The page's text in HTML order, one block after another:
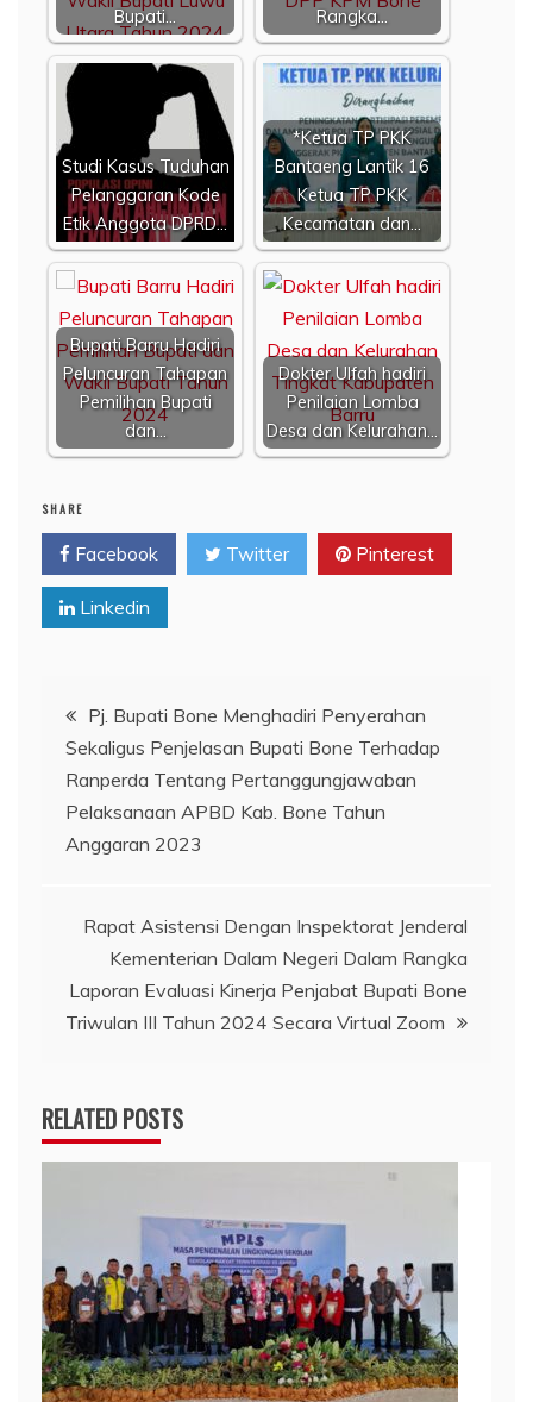
Bupati…
Rangka…
Studi Kasus Tuduhan
Pelanggaran Kode
Etik Anggota DPRD…
*Ketua TP PKK
Bantaeng Lantik 16
Ketua TP PKK
Kecamatan dan…
Bupati Barru Hadiri
Peluncuran Tahapan
Pemilihan Bupati
dan…
Dokter Ulfah hadiri
Penilaian Lomba
Desa dan Kelurahan…
SHARE
Facebook Twitter Pinterest
Linkedin
Navigasi
pos
Pj. Bupati Bone Menghadiri Penyerahan
Sekaligus Penjelasan Bupati Bone Terhadap
Ranperda Tentang Pertanggungjawaban
Pelaksanaan APBD Kab. Bone Tahun
Anggaran 2023
Rapat Asistensi Dengan Inspektorat Jenderal
Kementerian Dalam Negeri Dalam Rangka
Laporan Evaluasi Kinerja Penjabat Bupati Bone
Triwulan III Tahun 2024 Secara Virtual Zoom
RELATED POSTS